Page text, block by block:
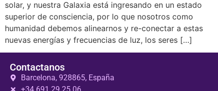
solar, y nuestra Galaxia está ingresando en un estado
superior de consciencia, por lo que nosotros como
humanidad debemos alinearnos y re-conectar a estas
nuevas energías y frecuencias de luz, los seres […]
Contactanos
Barcelona, 928865, España